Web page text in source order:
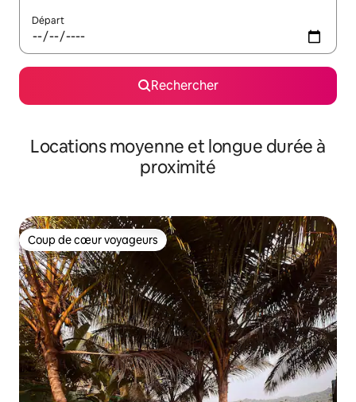
Départ
Rechercher
Locations moyenne et longue durée à
proximité
Coup de cœur voyageurs
Coup de cœur voyageurs